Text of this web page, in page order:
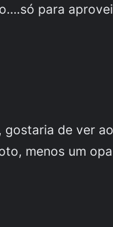
para
gostaria de ver
menos um